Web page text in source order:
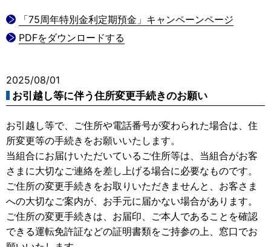
「75周年特別金利定期預金」キャンペーンページ
PDFをダウンロードする
2025/08/01
お引越し等に伴う住所変更手続きのお願い
お引越し等で、ご住所や電話番号が変わられた場合は、住
所変更等の手続きをお願いいたします。
当組合にお届けいただいているご住所等は、当組合がお客
さまに大切なご連絡を差し上げる場合に必要なものです。
ご住所の変更手続きをお取りいただきませんと、お客さま
への大切なご案内が、お手元に届かない場合があります。
ご住所の変更手続きは、お届印、ご本人であることを確認
できる運転免許証などの証明書類をご持参の上、窓口でお